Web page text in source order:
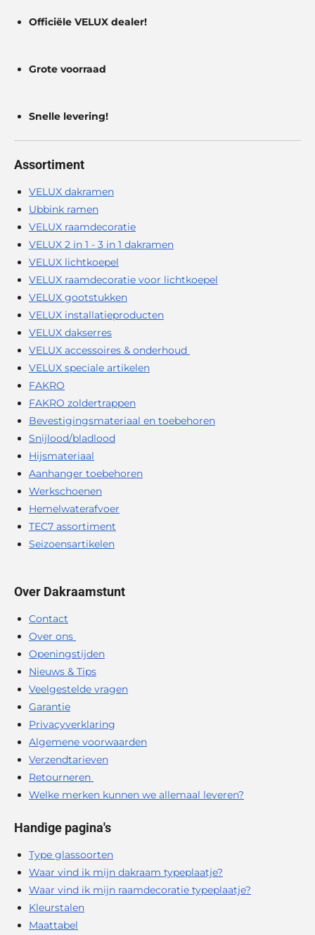
Officiële VELUX dealer!
Grote voorraad
Snelle levering!
Assortiment
VELUX dakramen
Ubbink ramen
VELUX raamdecoratie
VELUX 2 in 1 - 3 in 1 dakramen
VELUX lichtkoepel
VELUX raamdecoratie voor lichtkoepel
VELUX gootstukken
VELUX installatieproducten
VELUX dakserres
VELUX accessoires & onderhoud
VELUX speciale artikelen
FAKRO
FAKRO zoldertrappen
Bevestigingsmateriaal en toebehoren
Snijlood/bladlood
Hijsmateriaal
Aanhanger toebehoren
Werkschoenen
Hemelwaterafvoer
TEC7 assortiment
Seizoensartikelen
Over Dakraamstunt
Contact
Over ons
Openingstijden
Nieuws & Tips
Veelgestelde vragen
Garantie
Privacyverklaring
Algemene voorwaarden
Verzendtarieven
Retourneren
Welke merken kunnen we allemaal leveren?
Handige pagina's
Type glassoorten
Waar vind ik mijn dakraam typeplaatje?
Waar vind ik mijn raamdecoratie typeplaatje?
Kleurstalen
Maattabel